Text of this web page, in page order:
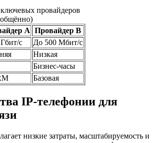
провайдеров
A Провайдер B
с
До 500 Мбит/с
Низкая
Бизнес-часы
Базовая
IP-телефонии для
низкие затраты, масштабируемость и